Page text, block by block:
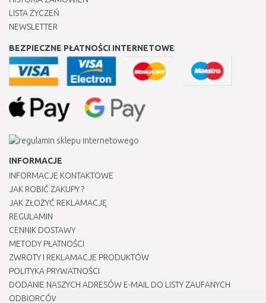
LISTA ŻYCZEŃ
NEWSLETTER
BEZPIECZNE PŁATNOŚCI INTERNETOWE
INFORMACJE
INFORMACJE KONTAKTOWE
JAK ROBIĆ ZAKUPY ?
JAK ZŁOŻYĆ REKLAMACJĘ
REGULAMIN
CENNIK DOSTAWY
METODY PŁATNOŚCI
ZWROTY I REKLAMACJE PRODUKTÓW
POLITYKA PRYWATNOŚCI
DODANIE NASZYCH ADRESÓW E-MAIL DO LISTY ZAUFANYCH
ODBIORCÓW